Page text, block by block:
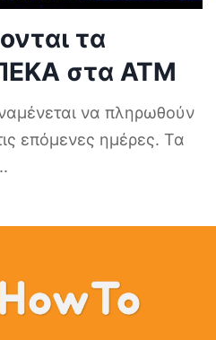
τα
στα ΑΤΜ
να πληρωθούν
επόμενες ημέρες. Τα